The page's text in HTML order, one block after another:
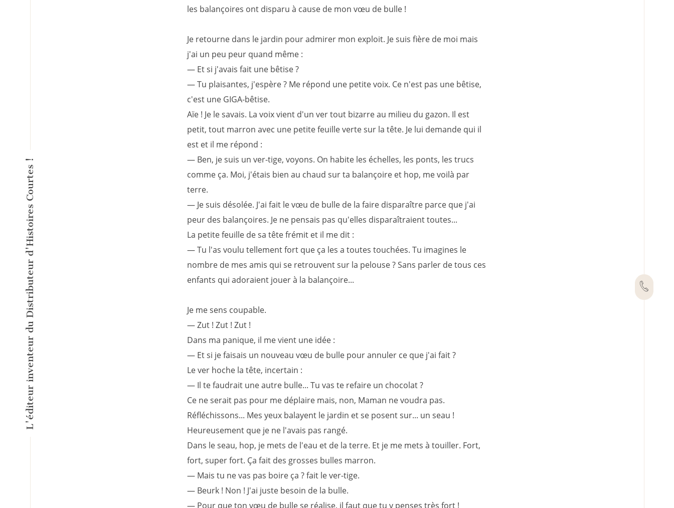
L'éditeur inventeur du Distributeur d'Histoires Courtes !
les balançoires ont disparu à cause de mon vœu de bulle !
Je retourne dans le jardin pour admirer mon exploit. Je suis fière de moi mais
j'ai un peu peur quand même :
— Et si j'avais fait une bêtise ?
— Tu plaisantes, j'espère ? Me répond une petite voix. Ce n'est pas une bêtise,
c'est une GIGA-bêtise.
Aïe ! Je le savais. La voix vient d'un ver tout bizarre au milieu du gazon. Il est
petit, tout marron avec une petite feuille verte sur la tête. Je lui demande qui il
est et il me répond :
— Ben, je suis un ver-tige, voyons. On habite les échelles, les ponts, les trucs
comme ça. Moi, j'étais bien au chaud sur ta balançoire et hop, me voilà par
terre.
— Je suis désolée. J'ai fait le vœu de bulle de la faire disparaître parce que j'ai
peur des balançoires. Je ne pensais pas qu'elles disparaîtraient toutes...
La petite feuille de sa tête frémit et il me dit :
— Tu l'as voulu tellement fort que ça les a toutes touchées. Tu imagines le
nombre de mes amis qui se retrouvent sur la pelouse ? Sans parler de tous ces
enfants qui adoraient jouer à la balançoire...
Je me sens coupable.
— Zut ! Zut ! Zut !
Dans ma panique, il me vient une idée :
— Et si je faisais un nouveau vœu de bulle pour annuler ce que j'ai fait ?
Le ver hoche la tête, incertain :
— Il te faudrait une autre bulle... Tu vas te refaire un chocolat ?
Ce ne serait pas pour me déplaire mais, non, Maman ne voudra pas.
Réfléchissons... Mes yeux balayent le jardin et se posent sur... un seau !
Heureusement que je ne l'avais pas rangé.
Dans le seau, hop, je mets de l'eau et de la terre. Et je me mets à touiller. Fort,
fort, super fort. Ça fait des grosses bulles marron.
— Mais tu ne vas pas boire ça ? fait le ver-tige.
— Beurk ! Non ! J'ai juste besoin de la bulle.
— Pour que ton vœu de bulle se réalise, il faut que tu y penses très fort !